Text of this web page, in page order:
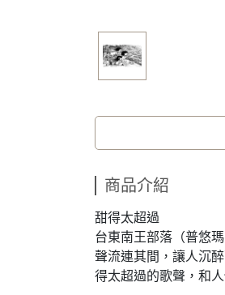
商品介紹
甜得太超過
台東南王部落（普悠
聲流連其間，讓人沉
得太超過的歌聲，和